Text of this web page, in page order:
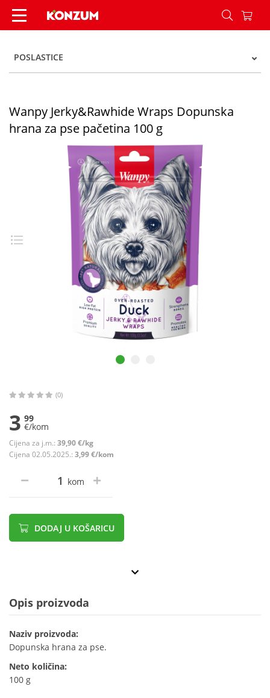
Wanpy Jerky&Rawhide Wraps Dopunska hrana
POSLASTICE
Wanpy Jerky&Rawhide Wraps Dopunska
hrana za pse pačetina 100 g
(0)
3 99
€/kom
Cijena za j.m.: 39,90 €/kg
Cijena 02.05.2025.: 3,99 €/kom
kom
DODAJ U KOŠARICU
Opis proizvoda
Naziv proizvoda:
Dopunska hrana za pse.
Neto količina:
100 g